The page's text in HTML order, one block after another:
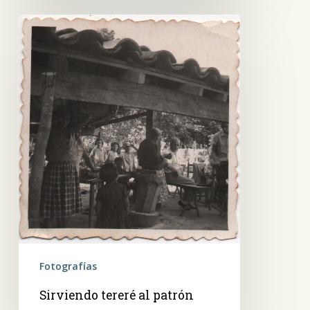
Sirviendo
tereré
al
patrón
Fotografías
Sirviendo tereré al patrón